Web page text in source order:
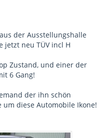
der Ausstellungshalle
jetzt neu TÜV incl H
Zustand, und einer der
6 Gang!
der ihn schön
um diese Automobile Ikone!